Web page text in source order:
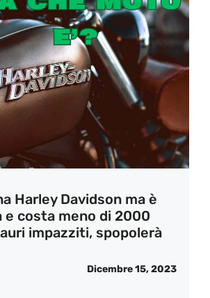
Harley Davidson ma è
e costa meno di 2000
impazziti, spopolerà
Dicembre 15, 2023